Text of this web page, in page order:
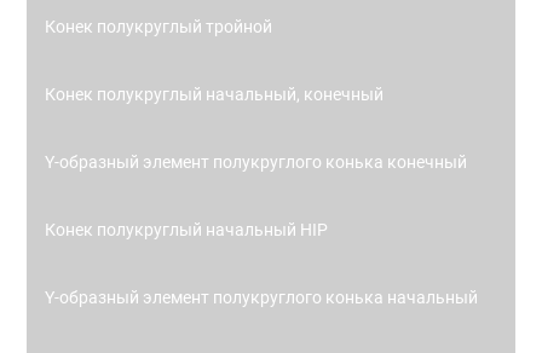
Конек полукруглый тройной
Конек полукруглый начальный, конечный
Y-образный элемент полукруглого конька конечный
Конек полукруглый начальный HIP
Y-образный элемент полукруглого конька начальный